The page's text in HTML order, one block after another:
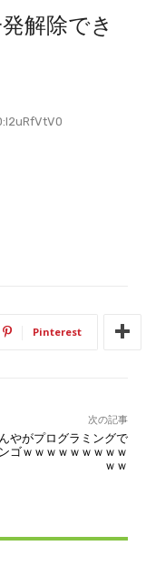
解除でき
Pinterest
次の記事
やがプログラミングで
ゴｗｗｗｗｗｗｗｗｗ
ｗｗ